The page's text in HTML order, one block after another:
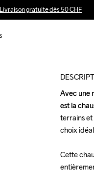
Livraison gratuite dès 50 CHF
Avec une
est la
terrains et
choix
Cette
Avec une
est la
terrains et
choix
Cette